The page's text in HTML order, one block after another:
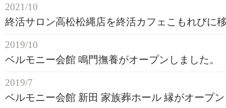
2021/10
終活サロン高松松縄店を終活カフェこもれびに
2019/10
ベルモニー会館 鳴門撫養がオープンしました。
2019/7
ベルモニー会館 新田 家族葬ホール 縁がオープ